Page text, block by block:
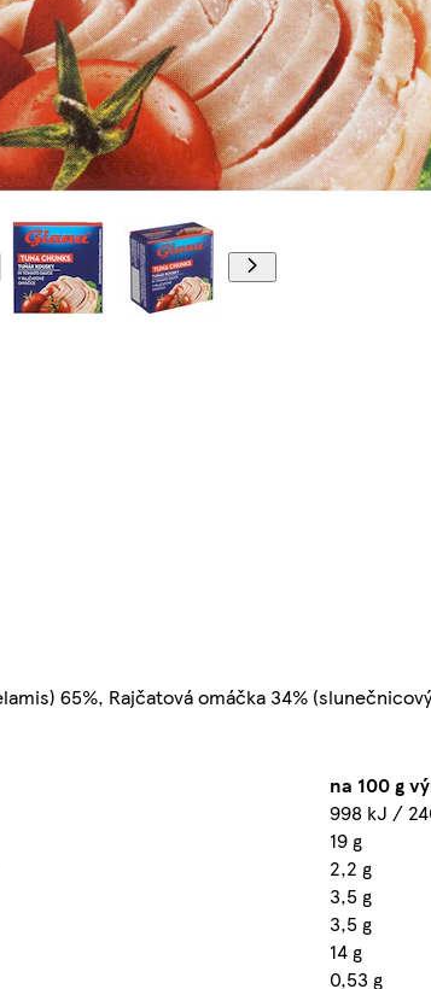
65%, Rajčatová omáčka 34%
na 100 g
998 kJ /
19 g
2,2 g
3,5 g
3,5 g
14 g
0,53 g